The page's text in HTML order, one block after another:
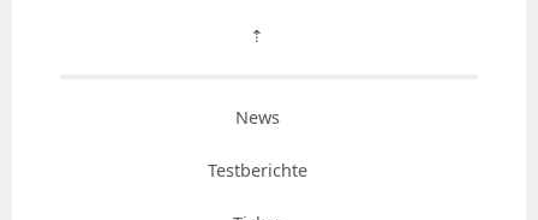
⇡
News
Testberichte